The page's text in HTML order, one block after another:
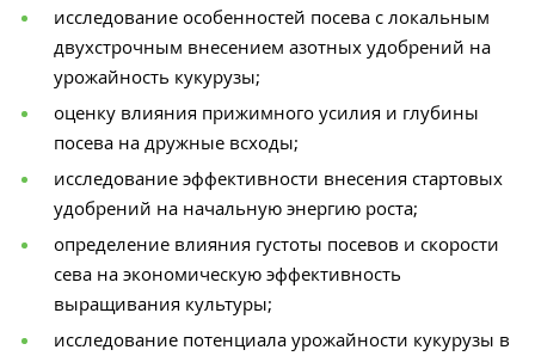
исследование особенностей посева с локальным
двухстрочным внесением азотных удобрений на
урожайность кукурузы;
оценку влияния прижимного усилия и глубины
посева на дружные всходы;
исследование эффективности внесения стартовых
удобрений на начальную энергию роста;
определение влияния густоты посевов и скорости
сева на экономическую эффективность
выращивания культуры;
исследование потенциала урожайности кукурузы в